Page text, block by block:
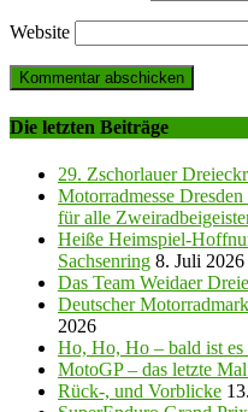
Website
Die letzten Beiträge
29. Zschorlauer
Motorradmesse
für alle
Heiße Heimspiel-
Sachsenring 8. Juli 2026
Das Team Weidaer
Deutscher
2026
Ho, Ho, Ho – bald ist
MotoGP – das letzte
Rück-, und Vorblicke